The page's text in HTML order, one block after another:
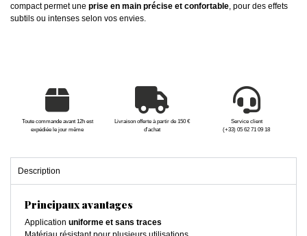
compact permet une prise en main précise et confortable, pour des effets
subtils ou intenses selon vos envies.
Toute commande avant 12h est
expédiée le jour même
Livraison offerte à partir de 150 €
d'achat
Service client
(+33) 05 62 71 09 18
Description
Principaux avantages
Application uniforme et sans traces